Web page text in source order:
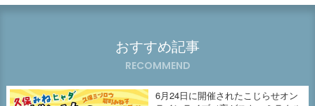
おすすめ記事
RECOMMEND
6月24日に開催されたこじらせオン